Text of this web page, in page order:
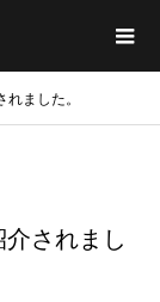
ました。
されまし